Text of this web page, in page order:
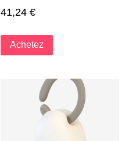
41,24 €
Achetez